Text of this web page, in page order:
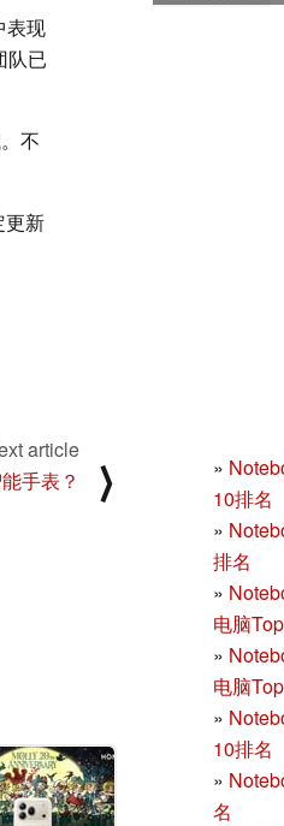
表现
队已
不
更新
»
10排名
»
排名
»
电脑
»
电脑
»
10排名
»
名
article
手表？
⟩